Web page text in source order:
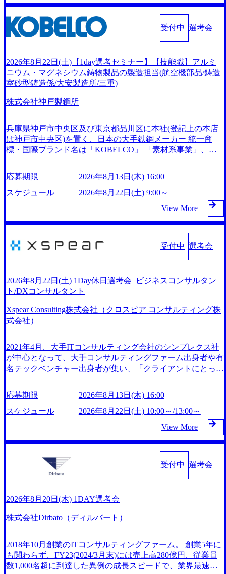
ィング会社として、社員の人間力を強みとしたサービスを提
供している。 ​- - 2018年から6年連続で「働きがいのある会社
ベストカンパニー」に選出され、社員モチベーションが高い
と評価されている。 ​ 大手コンサルティングファームやSIe
る。 年間休日120日以上、完全週休2日制、有給休暇初年度1
0日(消化率46.3%)、特別休暇5日など、充実した休暇制度を
整備している。 ​ 月平均残業時間は25時間であり、ワークラ
度や入社者歓迎会、全社員集会、リフレッシュ休暇など、社
る。 2026年8月16日(日) 10:00～19:00予定 ※シニアコンサル
タント職・マネージャー職想定の方のみ参加可能です。 202
6年8月12日(水) 16:00 平日なかなか転職活動の時間が取れな
一次面接 → 二次面接 ※選考状況に応じて、三次面接を
後日依頼させていただく場合がございます ※当日二次面接
へお進みいただいた方は、以下書類が必要となりますため、
併せて事前にご提出をお願いいたします。 ・前年の源泉徴
収票 ・給与明細3か月分 内定の場合は、後日、オファー面談
がございます。 書類選考通過後、一次面接時間と面接用UR
Lをご案内差し上げます。 ご応募時の履歴書にお写真添付無
き場合は、お写真付き履歴書データ(PDF)のご提出を面接前
なりますので、お時間になりましたらご案内のURLよりご
入室下さい。 一次面接終了後、メールにて合否のご連絡を
差し上げます。 一次面接通過の際は、二次面接のお時間も
ご案内差し上げますので、ご確認下さい。 二次面接結果
は、給与明細3ヶ月分等の書類提出から3日程度を目処に、メ
ールにてご案内差し上げます。 東京都中央区銀座4丁目12−1
Pタワー大阪17F 福岡県福岡市中央区天神1-1-1 アクロス福
岡12F 【本社】上記本社もしくは東京近郊のクライアント先
プロジェクトにより他拠点の案件にリモートで参画いただく
郊のクライアント先 プロジェクトにより他拠点の案件にリ
モートで参画いただくこともあります 【福岡営業所】上記
福岡営業所もしくは福岡近郊のクライアント先 プロジェク
トにより他拠点の案件にリモートで参画いただくこともあり
能場所あり)】だが、配属先により異なる オンライン ●以下
のいずれかに該当 ・IT領域におけるエンジニアの実務経験1
年以上 ※設計～開発のご経験(アプリ/インフラ不問) ・プロ
ジェクトマネジメント経験(3年以上) ・コンサルティングフ
・PMO経験 ・向上心が強く、新しいことにも果敢にチャレ
や要望を素直に受け止め、改善提案できる方
ル化」「資生堂グループのDX化支援」「ヴィヴィアン・ウ
エストウッドの製品開発」など多岐にわたる コンサルティ
ング活動のみならず、2021年にはKDDIと合弁会社「ARISE
analytics」を設立し、人工知能とデータアナリティクス技術
成の支援も盛んに行う 採用資料 (https://www.accenture.com/co
ntent/dam/accenture/final/accenture-com/document-2/Accenture-Rec
ruiting-Brochure.pdf#zoom=50) 女性の活躍について (https://ww
w.accenture.com/content/dam/accenture/final/careers/corporate/docu
ment/women-brochure.pdf#zoom=50) 社員発信のキャリアブロ
グ (https://www.accenture.com/jp-ja/blogs/japan-careers-blog) 江川
9/00604/021600008/) 規模拡大で成功する理由【コンサル業界
俯瞰マップ】 (https://diamond.jp/articles/-/346218) 大手広告代理
店出身者などマーケティングのトップ人材が集結するワケ
ルタントへ。会社に入って、何が変わった？ (https://www.bus
inessinsider.jp/post-288838) プラダ：ラグジュアリー製品のパ
ーソナライゼーション (https://www.accenture.com/jp-ja/case-stu
dies/song/prada-luxury-product-customization) 大正製薬：ITカー
ブアウト支援 (https://www.accenture.com/jp-ja/case-studies/consu
lting/taisho-pharmaceutical)（ストラテジー & コンサルティン
グ） ソフトバンク：初のオンライン開催「SoftBank World 20
20」でマーケ＆営業のDX実現 (https://www.accenture.com/jp-j
築。省庁DXの先進事例を実現 (https://www.accenture.com/jp-j
a/case-studies/public-service/meti-industry-safety-network)（公共
刷新 (https://www.accenture.com/jp-ja/case-studies/consumer-goods
-services/calbee)（消費財・サービス） 世界49カ国に約73万人
業を顧客に売上641億ドルを誇る 日本では2.3万人以上の従業
員を擁しており(会計系BIG4を上回る規模感)、営業利益率も
約15％と驚異的な数字となっている、売上・従業員数共にこ
の8年間で4倍近くの成長を遂げていることから、今後も高い
ンサルティングに続いて日本国内2番目にSAP認定コンサル
タント制度の有資格者数が多く、特にIT領域に強みを持つ
グローバルのポジションに自由に応募できる社内の転職ツー
ル「キャリアズ・マーケットプレイス」が存在し、本ツール
を活用で上司の引き留めを受けずに移動が可能である（異動
数値化することで、実行前後で離職率を半減させることに成
功した 18時以降の会議を原則禁止としているほか、在宅勤
務制度の全社展開、ハラスメント抑止に向けた研修の拡充、
は男性65%、女性100%と全国平均を上回る実績を持ち、女
働き方を提供 2026年8月22日(土) 面接枠 ①10時開始、②11時
想定 オンライン 書類選考通過者
受付中 選考会
2026年8月22日(土)【1day選考セミナー】【技能職】アルミ
ニウム・マグネシウム鋳物製品の製造担当(航空機部品/鋳造
室砂型鋳造係/大安製造所/三重)
株式会社神戸製鋼所
兵庫県神戸市中央区及び東京都品川区に本社(登記上の本店
は神戸市中央区)を置く、日本の大手鉄鋼メーカー 統一商
標・国際ブランド名は「KOBELCO」 「素材系事業」、
置付け事業を展開、アルミ缶やHDD等の生活日用品～航空
機～さらには、神鋼神戸発電所(石炭火力発電)が稼働してい
る発電事業まで、幅広い分野で価値を生み出し高い世界シェ
アを誇る製品を保有している 鉄鋼・非鉄金属及びその合金
の製造販売 鋳鉄品・鋳鍛鋼品及び非鉄合金の鋳鍛造品の製
造販売 電気供給事業 産業機械器具・輸送用機械器具・電気
機械器具及びその他の機械器具の製造販売 各種プラントの
エンジニアリング及び建設工事の請負等 鉄鋼アルミ・素形
素形材事業では自動車、航空機、鉄道、造船などの軽量化に
関する分野に注力し、国内トップクラスを堅持、溶接事業で
は溶接ソリューション企業としてアジアでのシェア獲得に向
け事業を展開している 機械・エンジニアリング領域で事業
展開 多種多様な製品設計技術や独自のプロセス技術を用い
にともなう廃棄物処理ビジネスなど、変化の激しい現代にお
いて新たに見られるニーズにも幅広く対応している 製鉄所
における自家発電のノウハウを発展させ電力事業を拡大 地
定・高効率なエネルギー供給と、環境負荷の低減を両立させ
ったエネルギーの有効活用に挑戦している 2026年8月22日
(土) 9:00～11:15開始 ※先着順で調整 ※10分前集合 2026年8
月13日(木) 16:00 ● コンテンツ 会社説明(大安)、面接(60分)、
筆記試験(120分)、アンケート記入 合計所要時間3時間 ● 応募
後のフロー 書類選考通過の場合、選考時間については別途
ご案内させていただきます。 大安製造所(三重県いなべ市 ※
三岐線梅戸井駅 徒歩約10分) ※交通費支給なし ※自動車可 ●
・工場での勤務のご経験 ・製造業での勤務のご経験 ・業界
応募期限
2026年8月13日(木) 16:00
スケジュール
2026年8月22日(土) 9:00～
View More
受付中 選考会
2026年8月22日(土) 1Day休日選考会_ビジネスコンサルタン
ト/DXコンサルタント
Xspear Consulting株式会社（クロスピア コンサルティング株
式会社）
2021年4月、大手ITコンサルティング会社のシンプレクス社
が中心となって、大手コンサルティングファーム出身者や有
名テックベンチャー出身者が集い、「クライアントにとって
う想いの下で立ち上げた新鋭ファーム テクノロジーがビジ
ネスの成功に大きな影響力を持つDX時代において、20年以
上にわたってFintech業界を中心に最先端テクノロジーを提供
してきたシンプレクスのノウハウを活かしつつ、あらゆる業
種・業界のクライアントの企業価値の最大化を支援するため
に、戦略策定、組織改革、人材育成、業務改善、実行支援な
どのコンサルティングサービスを一気通貫で提供するのが特
徴（いわゆる総合コンサルティングファーム） 社名の由来
は”DXエリアにSpir（槍）を指して切り開く””simplexないで
一昔前は金融が強い企業として認知されていたが、現在金融
の売上割合は全体の3割。現在はToC事業を始め、パブリッ
ク、製造業、通信、エンタメ、教育、保健など幅広く強みの
ン。 そのため、専門性を身に着けたい方でも幅広に経験を
積みたい方でも、キャリア形成が柔軟に可能な環境である。
https://storage.googleapis.com/our-vision-production.appspot.com/p
応募期限
2026年8月13日(木) 16:00
スケジュール
2026年8月22日(土) 10:00～/13:00～
View More
受付中 選考会
2026年8月20日(木) 1DAY選考会
株式会社Dirbato（ディルバート）
2018年10月創業のITコンサルティングファーム。 創業5年に
も関わらず、FY23(2024/3月末)には売上高280億円、従業員
数1,000名超に到達した異例の成長スピードで、業界最速と